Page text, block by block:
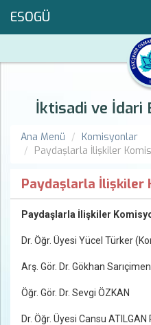
ESOGÜ
İktisadi ve İdari
Ana Menü
Komisyonlar
Paydaşlarla İlişkiler
Paydaşlarla İlişkiler
Paydaşlarla İlişkiler
Dr. Öğr. Üyesi Yücel Türker
Arş. Gör. Dr. Gökhan Sarıçimen
Öğr. Gör. Dr. Sevgi ÖZKAN
Dr. Öğr. Üyesi Cansu ATILGAN